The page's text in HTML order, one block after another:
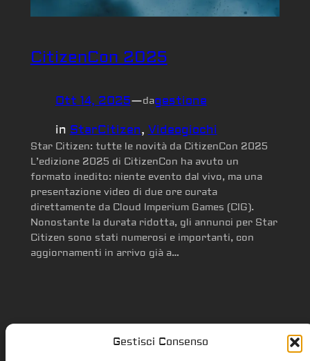
Gestisci Consenso
CitizenCon 2025
Ott 14, 2025—dagestione
in StarCitizen, Videogiochi
Star Citizen: tutte le novità da CitizenCon 2025
L’edizione 2025 di CitizenCon ha avuto un
formato inedito: niente evento dal vivo, ma una
presentazione video di due ore curata
direttamente da Cloud Imperium Games (CIG).
Nonostante la durata ridotta, gli annunci per Star
Citizen sono stati numerosi e importanti, con
aggiornamenti in arrivo già a…